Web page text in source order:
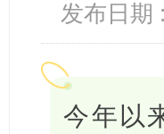
发布日期
今年以